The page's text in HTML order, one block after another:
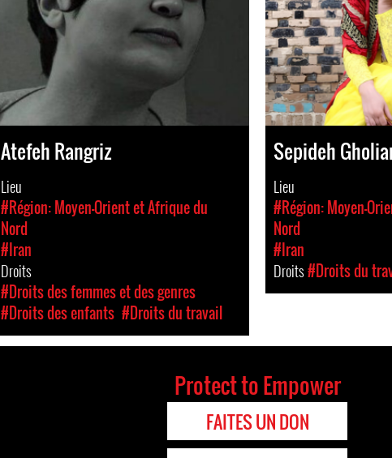
Atefeh Rangriz
Lieu
#Région: Moyen-Orient et Afrique du
Nord
#Iran
Droits
#Droits des femmes et des genres
#Droits des enfants #Droits du travail
Sepideh
Lieu
#Région: Moyen-
Nord
#Iran
Droits#Droits du
Protect to Empower
FAITES UN DON